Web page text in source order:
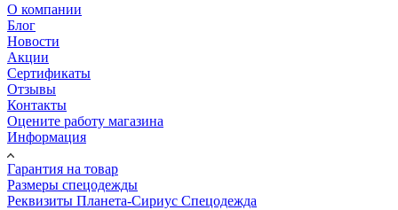
О компании
Блог
Новости
Акции
Сертификаты
Отзывы
Контакты
Оцените работу магазина
Информация
Гарантия на товар
Размеры спецодежды
Реквизиты Планета-Сириус Спецодежда